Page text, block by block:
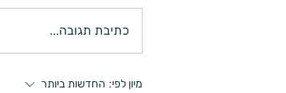
לוח איך אפשר להגיב
כתיבת תגובה...
מיון לפי: החדשות ביותר